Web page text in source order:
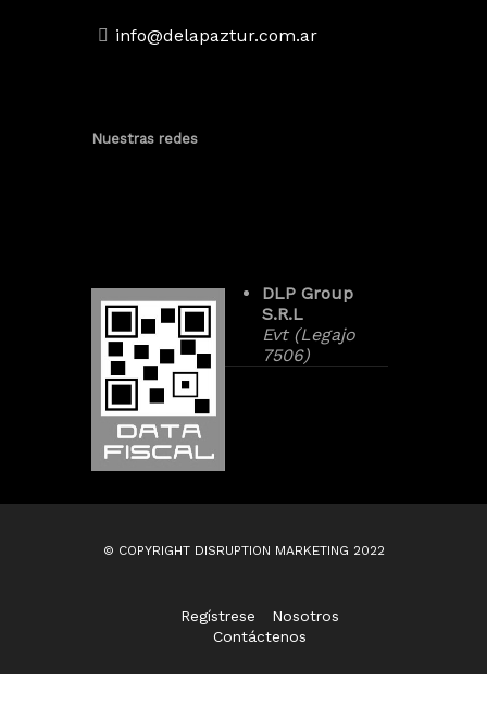
info@delapaztur.com.ar
Nuestras redes
DLP Group
S.R.L
Evt (Legajo
7506)
© COPYRIGHT DISRUPTION MARKETING 2022
Regístrese
Nosotros
Contáctenos